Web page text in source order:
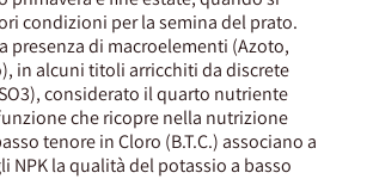
condizioni per la semina del prato.
presenza di macroelementi (Azoto,
in alcuni titoli arricchiti da discrete
considerato il quarto nutriente
che ricopre nella nutrizione
tenore in Cloro (B.T.C.) associano a
NPK la qualità del potassio a basso